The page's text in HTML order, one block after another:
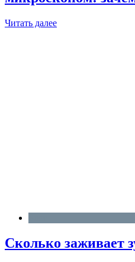
Читать далее
Сколько заживает